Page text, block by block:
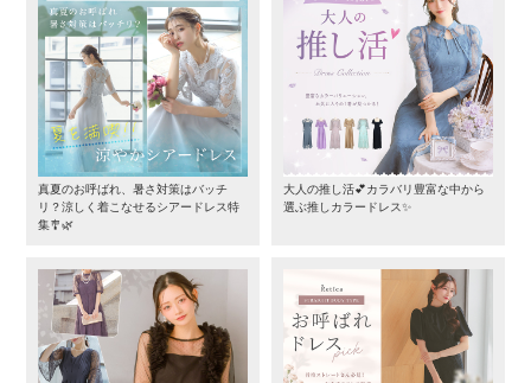
真夏のお呼ばれ、暑さ対策はバッチ
リ？涼しく着こなせるシアードレス特
集🎐🌿
大人の推し活💕カラバリ豊富な中から
選ぶ推しカラードレス✨